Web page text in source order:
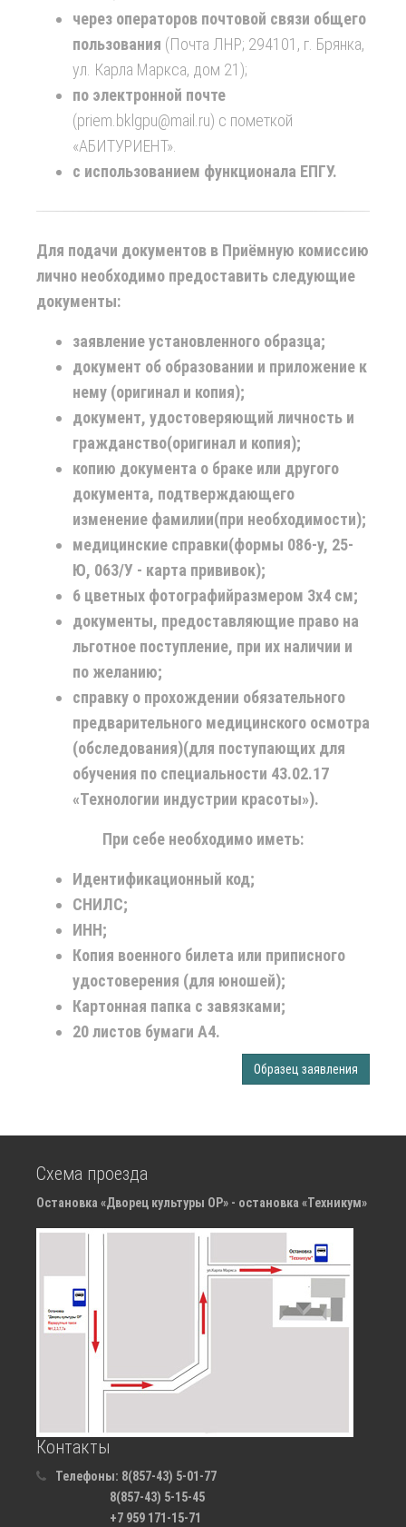
через операторов почтовой связи общего
пользования (Почта ЛНР; 294101, г. Брянка,
ул. Карла Маркса, дом 21);
по электронной почте
(priem.bklgpu@mail.ru) с пометкой
«АБИТУРИЕНТ».
с использованием функционала ЕПГУ.
Для подачи документов в Приёмную комиссию
лично необходимо предоставить следующие
документы:
заявление установленного образца;
документ об образовании и приложение к
нему (оригинал и копия);
документ, удостоверяющий личность и
гражданство(оригинал и копия);
копию документа о браке или другого
документа, подтверждающего
изменение фамилии(при необходимости);
медицинские справки(формы 086-у, 25-
Ю, 063/У - карта прививок);
6 цветных фотографийразмером 3х4 см;
документы, предоставляющие право на
льготное поступление, при их наличии и
по желанию;
справку о прохождении обязательного
предварительного медицинского осмотра
(обследования)(для поступающих для
обучения по специальности 43.02.17
«Технологии индустрии красоты»).
При себе необходимо иметь:
Идентификационный код;
СНИЛС;
ИНН;
Копия военного билета или приписного
удостоверения (для юношей);
Картонная папка с завязками;
20 листов бумаги А4.
Образец заявления
Схема проезда
Остановка «Дворец культуры ОР» - остановка «Техникум»
Контакты
Телефоны: 8(857-43) 5-01-77
8(857-43) 5-15-45
+7 959 171-15-71